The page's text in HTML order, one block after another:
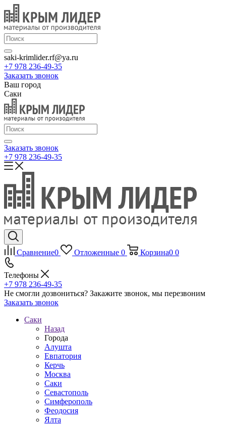
saki-krimlider.rf@ya.ru
+7 978 236-49-35
Заказать звонок
Ваш город
Саки
Заказать звонок
+7 978 236-49-35
Сравнение0 Отложенные 0 Корзина0 0
Телефоны
+7 978 236-49-35
Не смогли дозвониться? Закажите звонок, мы перезвоним
Заказать звонок
Саки
Назад
Города
Алушта
Евпатория
Керчь
Москва
Саки
Севастополь
Симферополь
Феодосия
Ялта